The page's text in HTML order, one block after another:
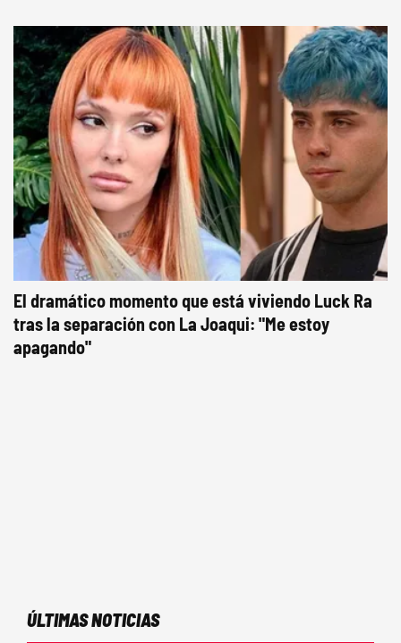
El dramático momento que está viviendo Luck Ra
tras la separación con La Joaqui: "Me estoy
apagando"
ÚLTIMAS NOTICIAS